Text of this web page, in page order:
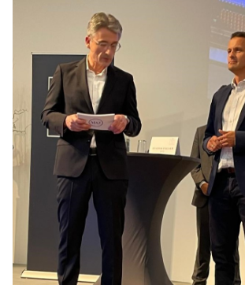
CDU Deutschland
CDU Fraktion im
CDU Brandenburg
CDU Potsdam